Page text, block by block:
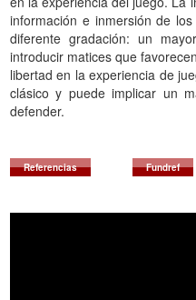
información e inmersión de
diferente gradación: un
introducir matices que
libertad en la experiencia de
clásico y puede implicar un
defender.
Referencias Fundref